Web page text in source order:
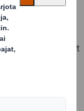
miettiä
kestävälle
Joy ei ole